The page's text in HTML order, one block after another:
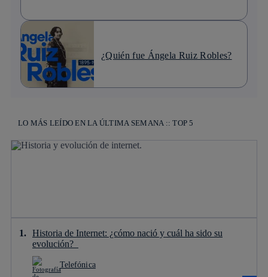
¿Quién fue Ángela Ruiz Robles?
LO MÁS LEÍDO EN LA ÚLTIMA SEMANA :: TOP 5
Historia de Internet: ¿cómo nació y cuál ha sido su
evolución?
Telefónica